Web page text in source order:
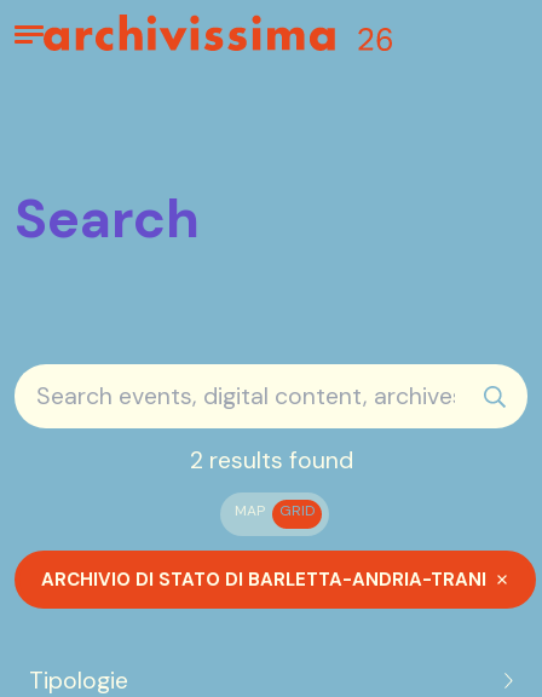
Home page
Apri il menu
Search
2 results found
MAP GRID
ARCHIVIO DI STATO DI BARLETTA-ANDRIA-TRANI
Tipologie